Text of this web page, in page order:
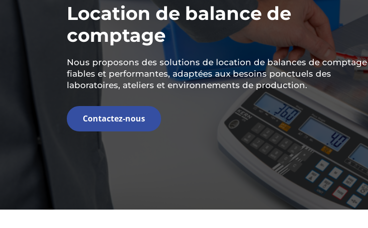
Location de balance de
comptage
Nous proposons des solutions de location de balances de comptage
fiables et performantes, adaptées aux besoins ponctuels des
laboratoires, ateliers et environnements de production.
Contactez-nous